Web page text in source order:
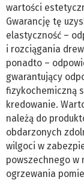
wartości
Gwarancję tę
elastyczność –
i rozciągania
ponadto –
gwarantujący
fizykochemiczną
kredowanie.
należą do
obdarzonych
wilgoci w
powszechnego w
ogrzewania